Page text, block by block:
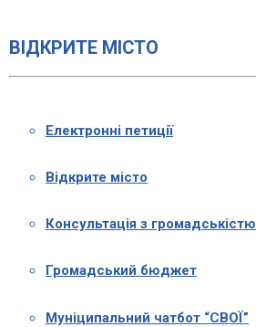
ВІДКРИТЕ МІСТО
Електронні петиції
Відкрите місто
Консультація з громадськістю
Громадський бюджет
Муніципальний чатбот “СВОЇ”